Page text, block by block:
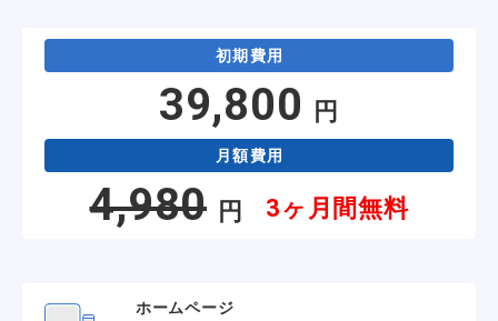
初期費用
39,800 円
月額費用
4,980 円 3ヶ月間無料
ホームページ